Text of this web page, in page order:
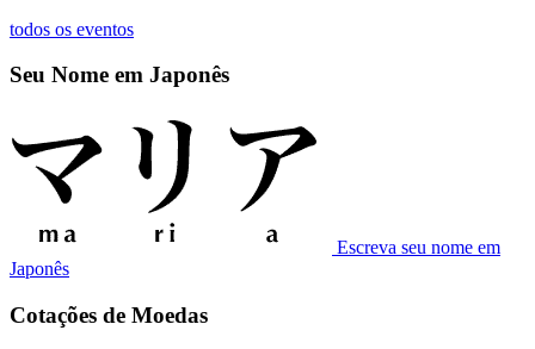
todos os eventos
Seu Nome em Japonês
Escreva seu nome em
Japonês
Cotações de Moedas